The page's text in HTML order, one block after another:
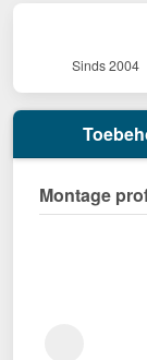
Sinds 2004
Montage